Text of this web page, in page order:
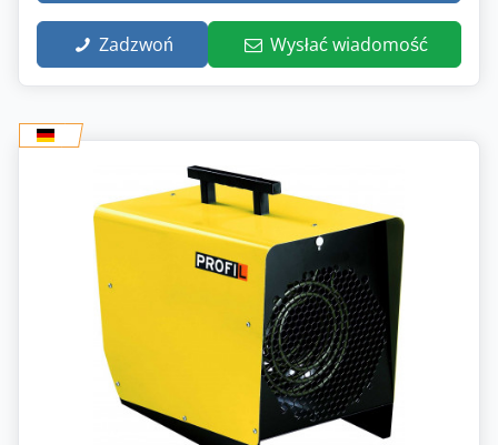
Zadzwoń Wysłać wiadomość